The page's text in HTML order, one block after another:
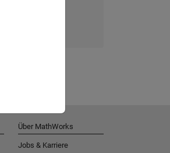
Über MathWorks
Jobs & Karriere